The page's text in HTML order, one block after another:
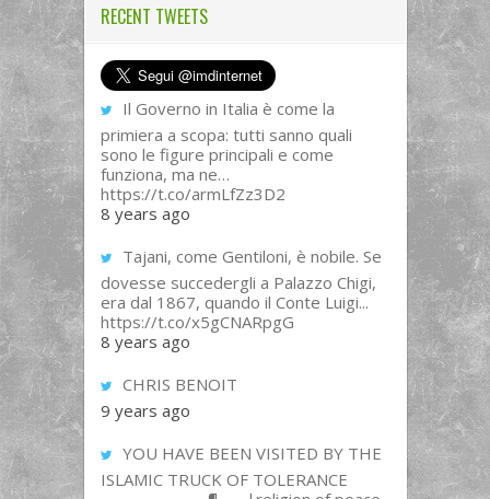
RECENT TWEETS
Il Governo in Italia è come la
primiera a scopa: tutti sanno quali
sono le figure principali e come
funziona, ma ne…
https://t.co/armLfZz3D2
8 years ago
Tajani, come Gentiloni, è nobile. Se
dovesse succedergli a Palazzo Chigi,
era dal 1867, quando il Conte Luigi...
https://t.co/x5gCNARpgG
8 years ago
CHRIS BENOIT
9 years ago
YOU HAVE BEEN VISITED BY THE
ISLAMIC TRUCK OF TOLERANCE